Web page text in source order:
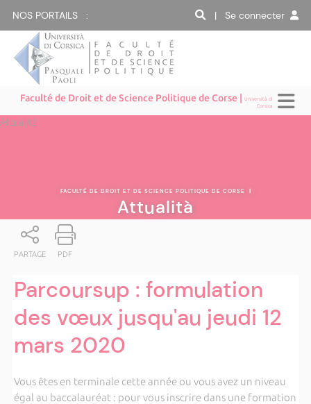
NOS PORTAILS : | Se connecter
Faculté de Droit et de Science Politique de Corse |Università di
Corsica
Attualità
FACULTÉ DE DROIT ET DE SCIENCE POLITIQUE DE CORSE |
Attualità
PARTAGE PDF
Parcoursup : formulation
des vœux jusqu'au jeudi 12
mars 2020
Vous êtes en terminale cette année ou vous avez un niveau
égal au baccalauréat : pour vous inscrire dans une formation